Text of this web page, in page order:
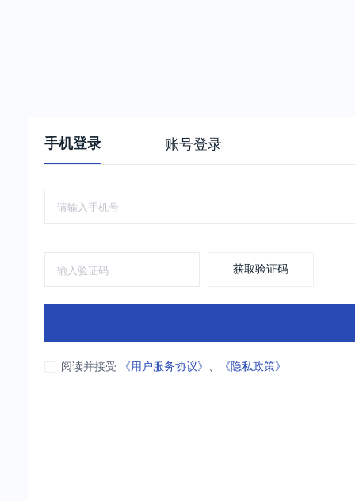
手机登录 账号登录
获取验证码
阅读并接受 《用户服务协议》 、 《隐私政策》